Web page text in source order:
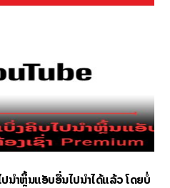
ປນຳຫຼິ້ນແອັບອື່ນໄປນຳໄດ້ແລ້ວ ໂດຍບໍ່